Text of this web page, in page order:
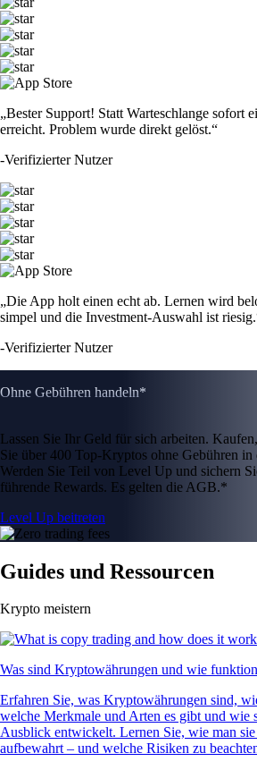
„Bester Support! Statt Warteschlange sofort
erreicht. Problem wurde direkt gelöst.“
-Verifizierter Nutzer
„Die App holt einen echt ab. Lernen wird
simpel und die Investment-Auswahl ist
-Verifizierter Nutzer
Ohne Gebühren handeln*
Lassen Sie Ihr Geld für sich arbeiten.
Sie über 400 Top-Kryptos ohne Gebühren
Werden Sie Teil von Level Up und sichern
führende Rewards. Es gelten die AGB.*
Level Up beitreten
Guides und Ressourcen
Krypto meistern
Was sind Kryptowährungen und wie
Erfahren Sie, was Kryptowährungen sind,
welche Merkmale und Arten es gibt und wie
Ausblick entwickelt. Lernen Sie, wie man
aufbewahrt – und welche Risiken zu